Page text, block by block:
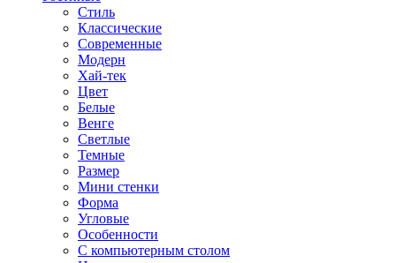
Стиль
Классические
Современные
Модерн
Хай-тек
Цвет
Белые
Венге
Светлые
Темные
Размер
Мини стенки
Форма
Угловые
Особенности
С компьютерным столом